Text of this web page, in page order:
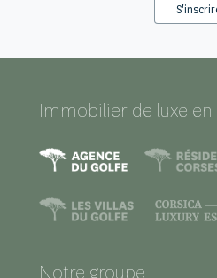
*
Immobilier de luxe en
Notre groupe